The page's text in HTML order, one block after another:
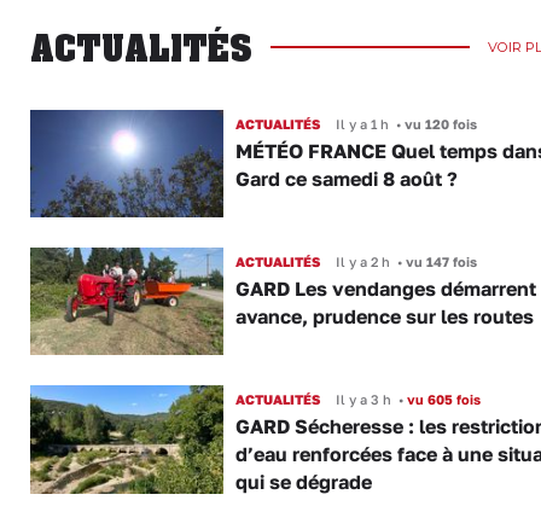
ACTUALITÉS VOIR
ACTUALITÉS Il y a 1 h •vu 120 fois
MÉTÉO FRANCE Quel temps
Gard ce samedi 8 août ?
ACTUALITÉS Il y a 2 h •vu 147 fois
GARD Les vendanges démarrent
avance, prudence sur les routes
ACTUALITÉS Il y a 3 h •vu 605 fois
GARD Sécheresse : les
d’eau renforcées face à une
qui se dégrade